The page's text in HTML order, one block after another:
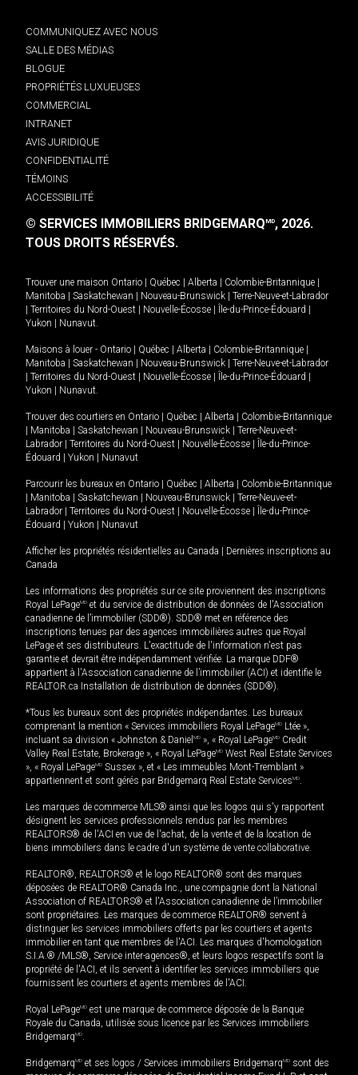
COMMUNIQUEZ AVEC NOUS
SALLE DES MÉDIAS
BLOGUE
PROPRIÉTÉS LUXUEUSES
COMMERCIAL
INTRANET
AVIS JURIDIQUE
CONFIDENTIALITÉ
TÉMOINS
ACCESSIBILITÉ
© SERVICES IMMOBILIERS BRIDGEMARQMD, 2026.
TOUS DROITS RÉSERVÉS.
Trouver une maison Ontario Québec Alberta Colombie-Britannique
Manitoba
Saskatchewan Nouveau-Brunswick
Terre-Neuve-et-Labrador
Territoires du Nord-Ouest Nouvelle-Écosse Île-du-Prince-Édouard
Yukon
Nunavut.
Maisons à louer - Ontario Québec Alberta Colombie-Britannique
Manitoba
Saskatchewan Nouveau-Brunswick
Terre-Neuve-et-Labrador
Territoires du Nord-Ouest Nouvelle-Écosse Île-du-Prince-Édouard
Yukon
Nunavut.
Trouver des courtiers en Ontario Québec Alberta
Colombie-Britannique
Manitoba Saskatchewan Nouveau-Brunswick
Terre-Neuve-et-
Labrador
Territoires du Nord-Ouest Nouvelle-Écosse
Île-du-Prince-
Édouard
Yukon Nunavut
Parcourir les bureaux en Ontario Québec Alberta
Colombie-Britannique
Manitoba Saskatchewan Nouveau-Brunswick
Terre-Neuve-et-
Labrador
Territoires du Nord-Ouest Nouvelle-Écosse
Île-du-Prince-
Édouard
Yukon Nunavut
Afficher les propriétés résidentielles au Canada
Dernières inscriptions au
Canada
Les informations des propriétés sur ce site proviennent des inscriptions
Royal LePageMD et du service de distribution de données de l'Association
canadienne de l’immobilier (SDD®). SDD® met en référence des
inscriptions tenues par des agences immobilières autres que Royal
LePage et ses distributeurs. L'exactitude de l'information n'est pas
garantie et devrait être indépendamment vérifiée. La marque DDF®
appartient à l'Association canadienne de l’immobilier (ACI) et identifie le
REALTOR.ca Installation de distribution de données (SDD®).
*Tous les bureaux sont des propriétés indépendantes. Les bureaux
comprenant la mention « Services immobiliers Royal LePageMD Ltée »,
incluant sa division « Johnston & Daniel MD », « Royal LePageMD Credit
Valley Real Estate, Brokerage », « Royal LePageMD West Real Estate Services
», « Royal LePageMD Sussex », et « Les immeubles Mont-Tremblant »
appartiennent et sont gérés par Bridgemarq Real Estate ServicesMD.
Les marques de commerce MLS® ainsi que les logos qui s'y rapportent
désignent les services professionnels rendus par les membres
REALTORS® de l'ACI en vue de l'achat, de la vente et de la location de
biens immobiliers dans le cadre d'un système de vente collaborative.
REALTOR®, REALTORS® et le logo REALTOR® sont des marques
déposées de REALTOR® Canada Inc., une compagnie dont la National
Association of REALTORS® et l'Association canadienne de l’immobilier
sont propriétaires. Les marques de commerce REALTOR® servent à
distinguer les services immobiliers offerts par les courtiers et agents
immobilier en tant que membres de l'ACI. Les marques d'homologation
S.I.A.® /MLS®, Service inter-agences®, et leurs logos respectifs sont la
propriété de l'ACI, et ils servent à identifier les services immobiliers que
fournissent les courtiers et agents membres de l'ACI.
Royal LePageMD est une marque de commerce déposée de la Banque
Royale du Canada, utilisée sous licence par les Services immobiliers
BridgemarqMD.
BridgemarqMD et ses logos / Services immobiliers BridgemarqMD sont des